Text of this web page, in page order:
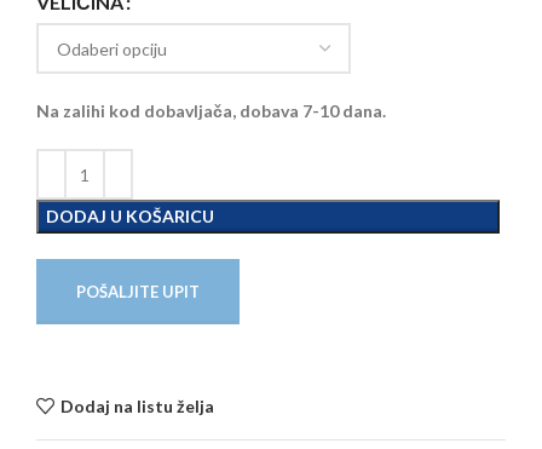
Na zalihi kod dobavljača, dobava 7-10 dana.
DODAJ U KOŠARICU
POŠALJITE UPIT
Dodaj na listu želja